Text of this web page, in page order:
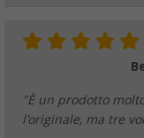
"È un prodotto
l'originale, ma tre